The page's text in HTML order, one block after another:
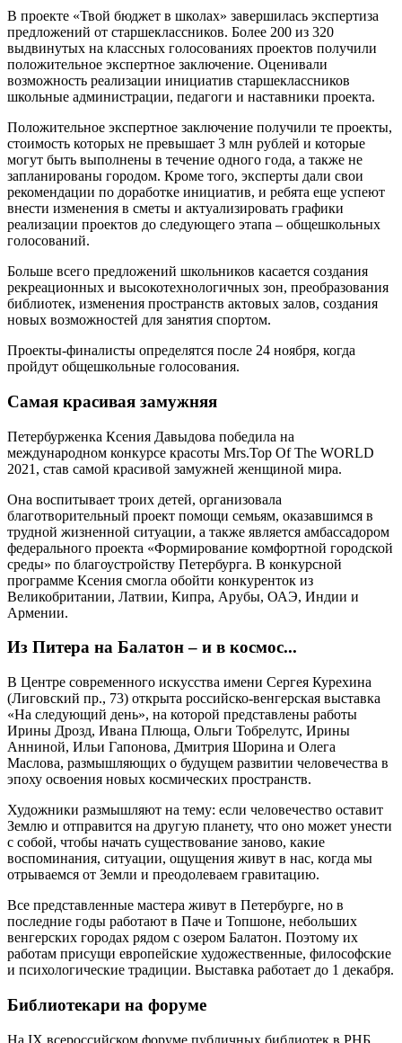
В проекте «Твой бюджет в школах» завершилась экспертиза
предложений от старшеклассников. Более 200 из 320
выдвинутых на классных голосованиях проектов получили
положительное экспертное заключение. Оценивали
возможность реализации инициатив старшеклассников
школьные администрации, педагоги и наставники проекта.
Положительное экспертное заключение получили те проекты,
стоимость которых не превышает 3 млн рублей и которые
могут быть выполнены в течение одного года, а также не
запланированы городом. Кроме того, эксперты дали свои
рекомендации по доработке инициатив, и ребята еще успеют
внести изменения в сметы и актуализировать графики
реализации проектов до следующего этапа – общешкольных
голосований.
Больше всего предложений школьников касается создания
рекреационных и высокотехнологичных зон, преобразования
библиотек, изменения пространств актовых залов, создания
новых возможностей для занятия спортом.
Проекты-финалисты определятся после 24 ноября, когда
пройдут общешкольные голосования.
Самая красивая замужняя
Петербурженка Ксения Давыдова победила на
международном конкурсе красоты Mrs.Top Of The WORLD
2021, став самой красивой замужней женщиной мира.
Она воспитывает троих детей, организовала
благотворительный проект помощи семьям, оказавшимся в
трудной жизненной ситуации, а также является амбассадором
федерального проекта «Формирование комфортной городской
среды» по благоустройству Петербурга. В конкурсной
программе Ксения смогла обойти конкуренток из
Великобритании, Латвии, Кипра, Арубы, ОАЭ, Индии и
Армении.
Из Питера на Балатон – и в космос...
В Центре современного искусства имени Сергея Курехина
(Лиговский пр., 73) открыта российско-венгерская выставка
«На следующий день», на которой представлены работы
Ирины Дрозд, Ивана Плюща, Ольги Тобрелутс, Ирины
Анниной, Ильи Гапонова, Дмитрия Шорина и Олега
Маслова, размышляющих о будущем развитии человечества в
эпоху освоения новых космических пространств.
Художники размышляют на тему: если человечество оставит
Землю и отправится на другую планету, что оно может унести
с собой, чтобы начать существование заново, какие
воспоминания, ситуации, ощущения живут в нас, когда мы
отрываемся от Земли и преодолеваем гравитацию.
Все представленные мастера живут в Петербурге, но в
последние годы работают в Паче и Топшоне, небольших
венгерских городах рядом с озером Балатон. Поэтому их
работам присущи европейские художественные, философские
и психологические традиции. Выставка работает до 1 декабря.
Библиотекари на форуме
На IX всероссийском форуме публичных библиотек в РНБ